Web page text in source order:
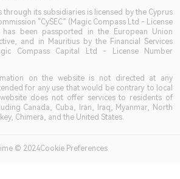
its subsidiaries is licensed by the Cyprus
“CySEC” (Magic Compass Ltd - License
has been passported in the European Union
and in Mauritius by the Financial Services
Compass Capital Ltd - License Number
on the website is not directed at any
for any use that would be contrary to local
does not offer services to residents of
Canada, Cuba, Iran, Iraq, Myanmar, North
Chimera, and the United States.
© 2024Cookie Preferences